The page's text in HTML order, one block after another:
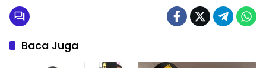
Baca Juga